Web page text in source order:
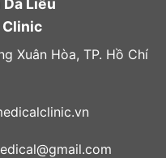
Da Liễu
Xuân Hòa, TP. Hồ Chí